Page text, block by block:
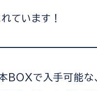
ています！
BOXで入手可能な、